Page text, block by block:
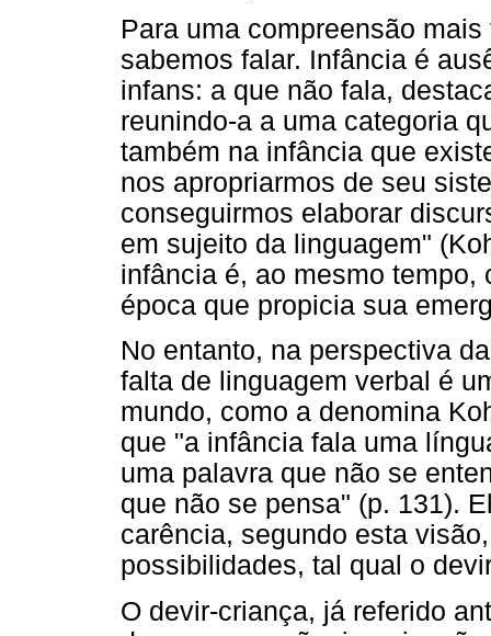
Para uma compreensão
sabemos falar. Infância é
infans: a que não fala,
reunindo-a a uma categoria
também na infância que
nos apropriarmos de seu
conseguirmos elaborar
em sujeito da linguagem"
infância é, ao mesmo
época que propicia sua
No entanto, na perspectiva
falta de linguagem verbal é
mundo, como a denomina
que "a infância fala uma
uma palavra que não se
que não se pensa" (p. 131).
carência, segundo esta
possibilidades, tal qual o
O devir-criança, já referido